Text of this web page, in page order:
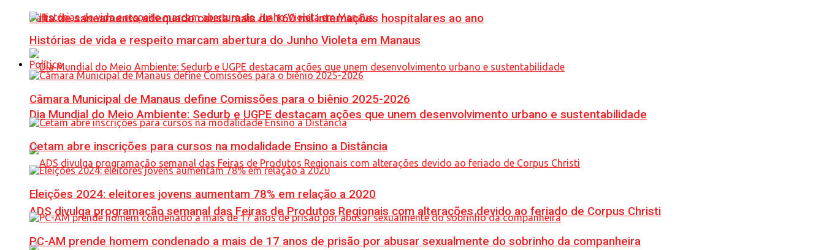
Falta de saneamento adequado causa mais de 160 mil internações hospitalares ao ano
Dia Mundial do Meio Ambiente: Sedurb e UGPE destacam ações que unem desenvolvimento urbano e sustentabilidade
ADS divulga programação semanal das Feiras de Produtos Regionais com alterações devido ao feriado de Corpus Christi
Histórias de vida e respeito marcam abertura do Junho Violeta em Manaus
Política
Câmara Municipal de Manaus define Comissões para o biênio 2025-2026
Cetam abre inscrições para cursos na modalidade Ensino a Distância
Eleições 2024: eleitores jovens aumentam 78% em relação a 2020
PC-AM prende homem condenado a mais de 17 anos de prisão por abusar sexualmente do sobrinho da companheira